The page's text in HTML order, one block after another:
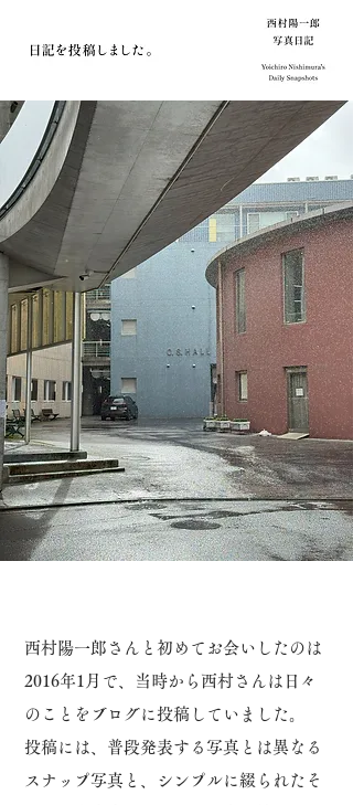
西村陽一郎さんと初めてお会いしたのは
2016年1月で、当時から西村さんは日々
のことをブログに投稿していました。
投稿には、普段発表する写真とは異なる
スナップ写真と、シンプルに綴られたそ